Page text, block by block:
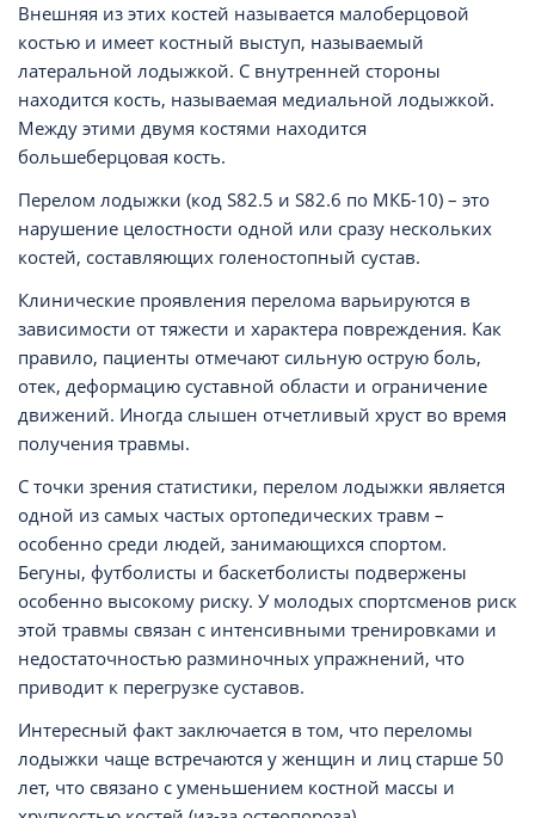
Внешняя из этих костей называется малоберцовой
костью и имеет костный выступ, называемый
латеральной лодыжкой. С внутренней стороны
находится кость, называемая медиальной лодыжкой.
Между этими двумя костями находится
большеберцовая кость.
Перелом лодыжки (код S82.5 и S82.6 по МКБ-10) – это
нарушение целостности одной или сразу нескольких
костей, составляющих голеностопный сустав.
Клинические проявления перелома варьируются в
зависимости от тяжести и характера повреждения. Как
правило, пациенты отмечают сильную острую боль,
отек, деформацию суставной области и ограничение
движений. Иногда слышен отчетливый хруст во время
получения травмы.
С точки зрения статистики, перелом лодыжки является
одной из самых частых ортопедических травм –
особенно среди людей, занимающихся спортом.
Бегуны, футболисты и баскетболисты подвержены
особенно высокому риску. У молодых спортсменов риск
этой травмы связан с интенсивными тренировками и
недостаточностью разминочных упражнений, что
приводит к перегрузке суставов.
Интересный факт заключается в том, что переломы
лодыжки чаще встречаются у женщин и лиц старше 50
лет, что связано с уменьшением костной массы и